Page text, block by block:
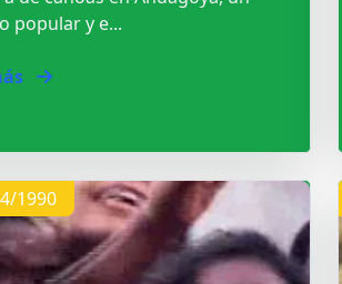
popular y e...
1990